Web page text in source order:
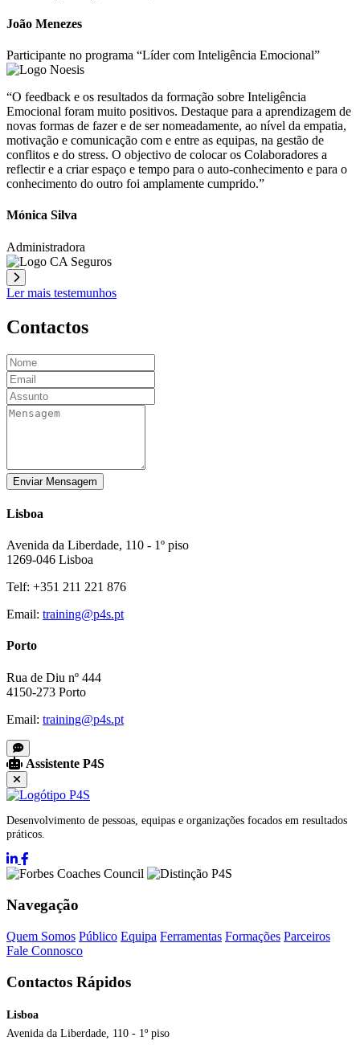
João Menezes
Participante no programa “Líder com Inteligência Emocional”
“O feedback e os resultados da formação sobre Inteligência
Emocional foram muito positivos. Destaque para a aprendizagem de
novas formas de fazer e de ser nomeadamente, ao nível da empatia,
motivação e comunicação com e entre as equipas, na gestão de
conflitos e do stress. O objectivo de colocar os Colaboradores a
reflectir e a criar espaço e tempo para o auto-conhecimento e para o
conhecimento do outro foi amplamente cumprido.”
Mónica Silva
Administradora
Ler mais testemunhos
Contactos
Enviar Mensagem
Lisboa
Avenida da Liberdade, 110 - 1º piso
1269-046 Lisboa
Telf: +351 211 221 876
Email: training@p4s.pt
Porto
Rua de Diu nº 444
4150-273 Porto
Email: training@p4s.pt
Assistente P4S
Desenvolvimento de pessoas, equipas e organizações focados em resultados
práticos.
Navegação
Quem Somos Público Equipa Ferramentas Formações Parceiros
Fale Connosco
Contactos Rápidos
Lisboa
Avenida da Liberdade, 110 - 1º piso